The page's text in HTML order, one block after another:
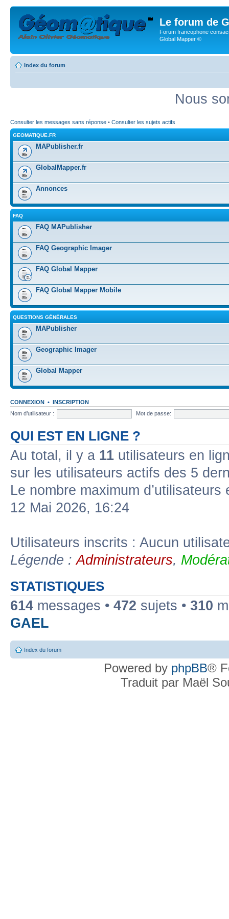
Le forum de
Forum francophone
Global Mapper ©
Index du forum
Nous
Consulter les messages sans réponse • Consulter les sujets actifs
GEOMATIQUE.FR
MAPublisher.fr
GlobalMapper.fr
Annonces
FAQ
FAQ MAPublisher
FAQ Geographic Imager
FAQ Global Mapper
FAQ Global Mapper Mobile
QUESTIONS GÉNÉRALES
MAPublisher
Geographic Imager
Global Mapper
CONNEXION • INSCRIPTION
Nom d’utilisateur :
Mot de passe:
QUI EST EN LIGNE ?
Au total, il y a 11 utilisateurs en
sur les utilisateurs actifs des 5
Le nombre maximum
12 Mai 2026, 16:24
Utilisateurs inscrits : Aucun
Légende :Administrateurs,
STATISTIQUES
614 messages • 472 sujets • 310
GAEL
Index du forum
Powered by phpBB®
Traduit par Maël